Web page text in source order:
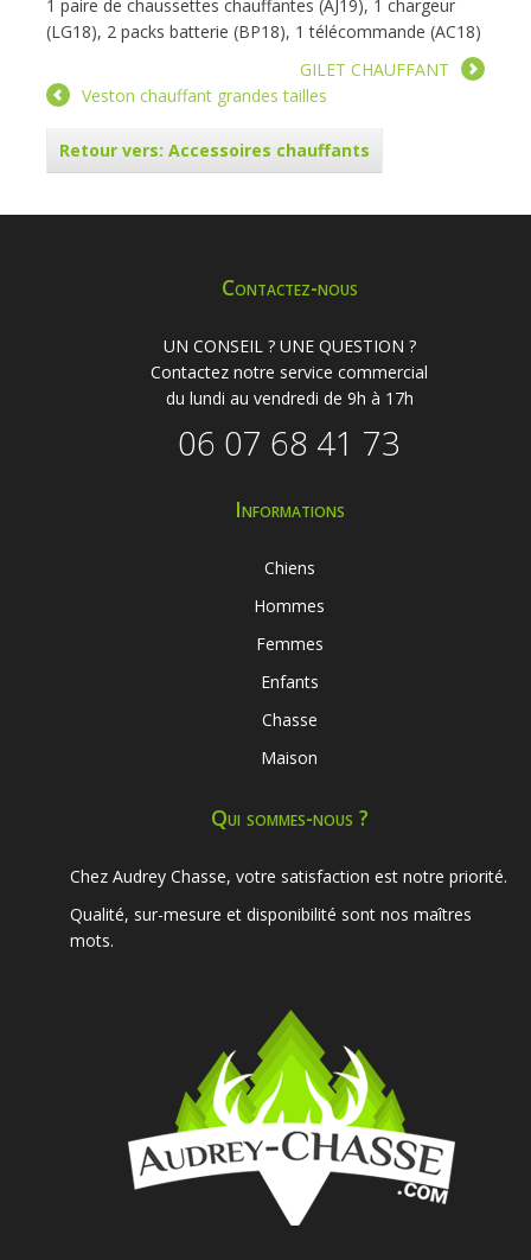
1 paire de chaussettes chauffantes (AJ19), 1 chargeur
(LG18), 2 packs batterie (BP18), 1 télécommande (AC18)
GILET CHAUFFANT
Veston chauffant grandes tailles
Retour vers: Accessoires chauffants
Contactez-nous
UN CONSEIL ? UNE QUESTION ?
Contactez notre service commercial
du lundi au vendredi de 9h à 17h
06 07 68 41 73
Informations
Chiens
Hommes
Femmes
Enfants
Chasse
Maison
Qui sommes-nous ?
Chez Audrey Chasse, votre satisfaction est notre priorité.
Qualité, sur-mesure et disponibilité sont nos maîtres
mots.